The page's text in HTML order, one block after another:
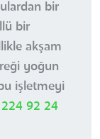
bir
bir
akşam
yoğun
işletmeyi
92 24